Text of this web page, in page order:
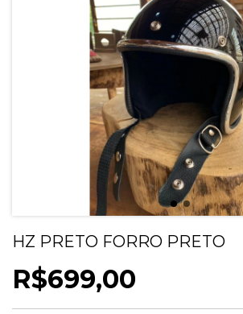
HZ PRETO FORRO PRETO
R$699,00